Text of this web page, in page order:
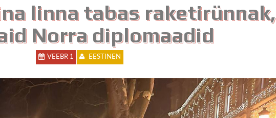
linna tabas raketirünnak,
Norra diplomaadid
VEEBR 1 EESTINEN